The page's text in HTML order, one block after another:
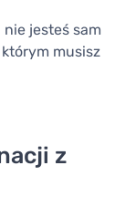
jesteś sam
musisz
z